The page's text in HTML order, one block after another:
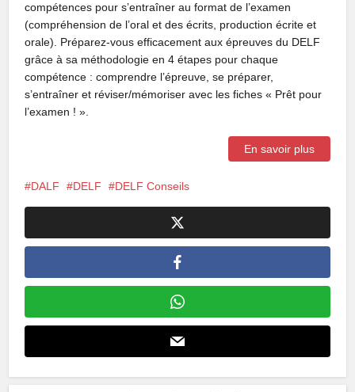
compétences pour s’entraîner au format de l’examen
(compréhension de l’oral et des écrits, production écrite et
orale). Préparez-vous efficacement aux épreuves du DELF
grâce à sa méthodologie en 4 étapes pour chaque
compétence : comprendre l’épreuve, se préparer,
s’entraîner et réviser/mémoriser avec les fiches « Prêt pour
l’examen ! ».
En savoir plus
DALF DELF DELF Conseils